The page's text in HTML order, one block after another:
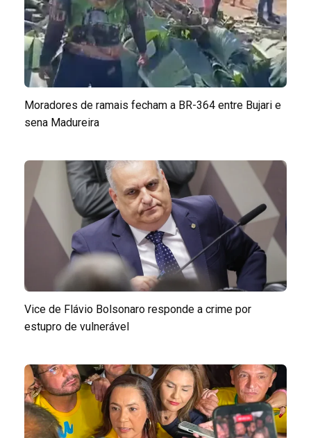
Moradores de ramais fecham a BR-364 entre Bujari e
sena Madureira
Vice de Flávio Bolsonaro responde a crime por
estupro de vulnerável